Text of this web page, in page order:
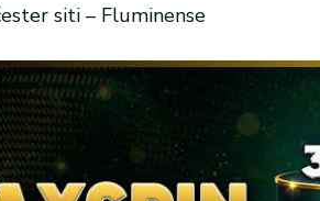
siti – Fluminense